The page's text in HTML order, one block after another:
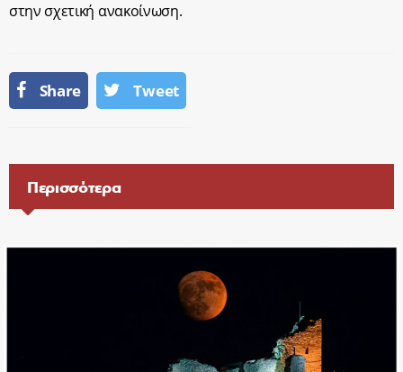
στην σχετική ανακοίνωση.
Share Tweet
Περισσότερα